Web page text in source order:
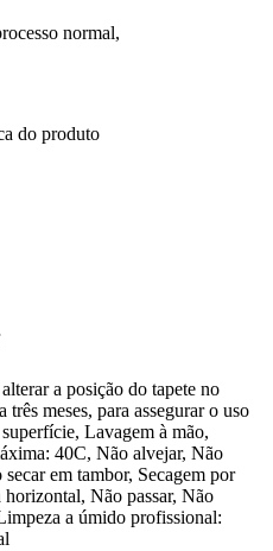
normal,
do produto
a posição do tapete no
três meses, para assegurar o uso
Lavagem à mão,
40C, Não alvejar, Não
em tambor, Secagem por
horizontal, Não passar, Não
a úmido profissional: